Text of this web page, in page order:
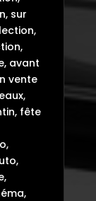
sur
avant
vente
fête